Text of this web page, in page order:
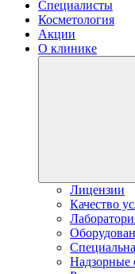
Специалисты
Косметология
Акции
О клинике
Лицензии
Качество
Надзорные